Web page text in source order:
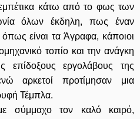
κάτω από το φως των
όλων έκδηλη, πως έναν
είναι τα Άγραφα, κάποιοι
τοπίο και την ανάγκη
επίδοξους εργολάβους της
αρκετοί προτίμησαν μια
Τέμπλα.
σύμμαχο τον καλό καιρό,